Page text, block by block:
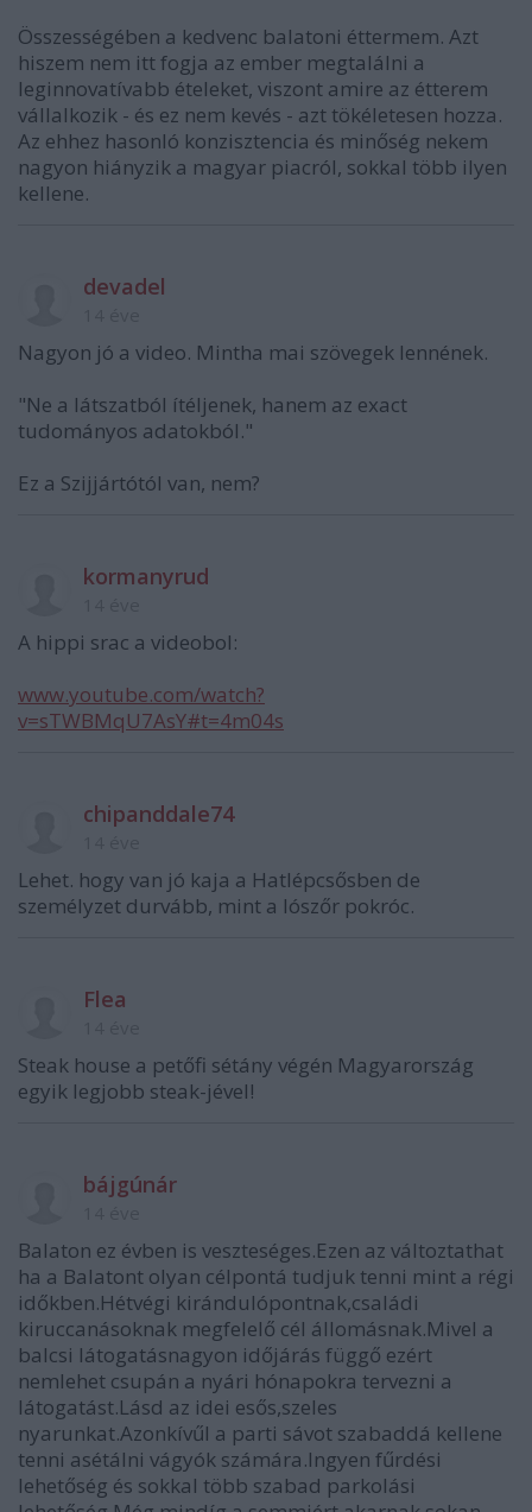
Összességében a kedvenc balatoni éttermem. Azt
hiszem nem itt fogja az ember megtalálni a
leginnovatívabb ételeket, viszont amire az étterem
vállalkozik - és ez nem kevés - azt tökéletesen hozza.
Az ehhez hasonló konzisztencia és minőség nekem
nagyon hiányzik a magyar piacról, sokkal több ilyen
kellene.
devadel
Nagyon jó a video. Mintha mai szövegek lennének.
"Ne a látszatból ítéljenek, hanem az exact
tudományos adatokból."
Ez a Szijjártótól van, nem?
kormanyrud
A hippi srac a videobol:
www.youtube.com/watch?
v=sTWBMqU7AsY#t=4m04s
chipanddale74
Lehet. hogy van jó kaja a Hatlépcsősben de
személyzet durvább, mint a lószőr pokróc.
Flea
Steak house a petőfi sétány végén Magyarország
egyik legjobb steak-jével!
bájgúnár
Balaton ez évben is veszteséges.Ezen az változtathat
ha a Balatont olyan célpontá tudjuk tenni mint a régi
időkben.Hétvégi kirándulópontnak,családi
kiruccanásoknak megfelelő cél állomásnak.Mivel a
balcsi látogatásnagyon időjárás függő ezért
nemlehet csupán a nyári hónapokra tervezni a
látogatást.Lásd az idei esős,szeles
nyarunkat.Azonkívűl a parti sávot szabaddá kellene
tenni asétálni vágyók számára.Ingyen fűrdési
lehetőség és sokkal több szabad parkolási